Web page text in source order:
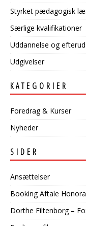
Styrket pædagogisk
Særlige kvalifikationer
Uddannelse og
Udgivelser
KATEGORIER
Foredrag & Kurser
Nyheder
SIDER
Ansættelser
Booking Aftale
Dorthe Filtenborg –